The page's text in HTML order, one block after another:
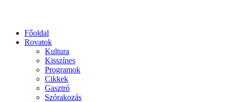
Főoldal
Rovatok
Kultura
Kisszínes
Programok
Cikkek
Gasztró
Szórakozás